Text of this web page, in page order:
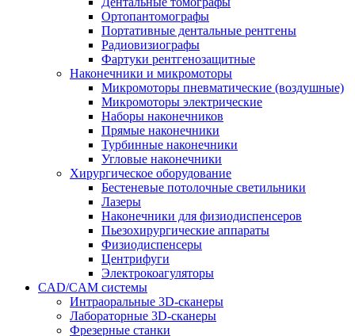
Ортопантомографы
Портативные дентальные рентгены
Радиовизиографы
Фартуки рентгенозащитные
Наконечники и микромоторы
Микромоторы пневматические (воздушные)
Микромоторы электрические
Наборы наконечников
Прямые наконечники
Турбинные наконечники
Угловые наконечники
Хирургическое оборудование
Бестеневые потолочные светильники
Лазеры
Наконечники для физиодиспенсеров
Пьезохирургические аппараты
Физиодиспенсеры
Центрифуги
Электрокоагуляторы
CAD/CAM системы
Интраоральные 3D-сканеры
Лабораторные 3D-сканеры
Фрезерные станки